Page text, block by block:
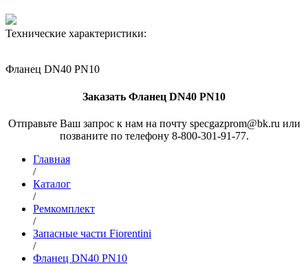
Технические характеристики:
Фланец DN40 PN10
Заказать Фланец DN40 PN10
Отправьте Ваш запрос к нам на почту specgazprom@bk.ru или
позваните по телефону 8-800-301-91-77.
Главная
/
Каталог
/
Ремкомплект
/
Запасные части Fiorentini
/
Фланец DN40 PN10